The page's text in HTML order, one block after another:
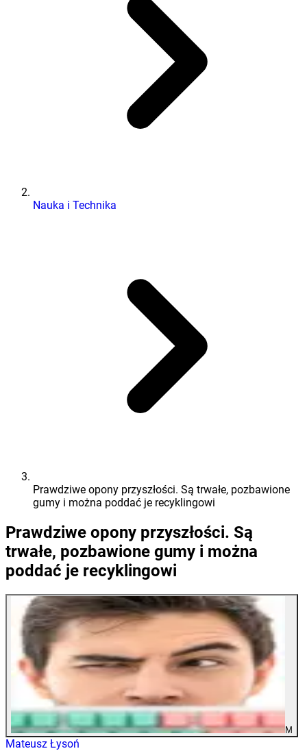
Nauka i Technika
Prawdziwe opony przyszłości. Są trwałe, pozbawione
gumy i można poddać je recyklingowi
Prawdziwe opony przyszłości. Są
trwałe, pozbawione gumy i można
poddać je recyklingowi
M
Mateusz Łysoń